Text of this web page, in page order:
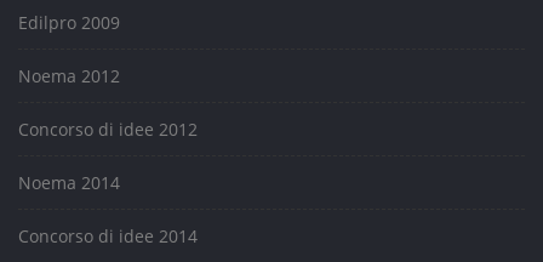
Edilpro 2009
Noema 2012
Concorso di idee 2012
Noema 2014
Concorso di idee 2014